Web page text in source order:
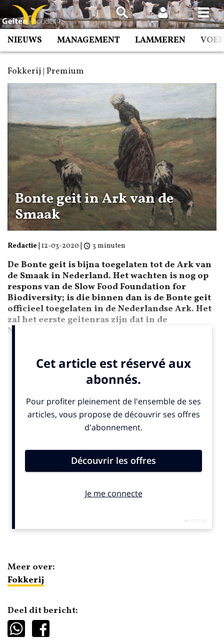
Spring
naar
inhoud
NIEUWS MANAGEMENT LAMMEREN
Fokkerij | Premium
Bonte geit in Ark van de
Smaak
Redactie 12-03-2020 3 minuten
De Bonte geit is bijna toegelaten tot de Ark van
de Smaak in Nederland. Het wachten is nog op
respons van de Slow Food Foundation for
Biodiversity; is die binnen dan is de Bonte geit
officieel toegelaten in de Nederlandse Ark. Het
zal het eerste geitenras zijn dat in de
Nederlandse Ark wordt opgenomen, én […]
Meer over:
Fokkerij
Deel dit bericht: